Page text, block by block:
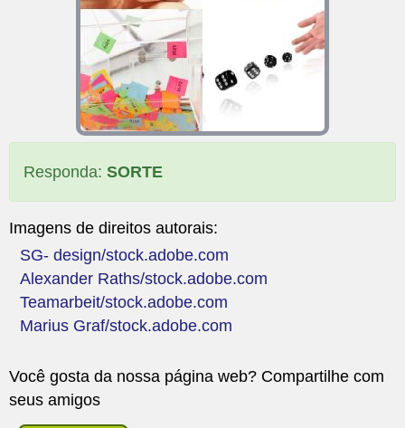
Responda: SORTE
Imagens de direitos autorais:
SG- design/stock.adobe.com
Alexander Raths/stock.adobe.com
Teamarbeit/stock.adobe.com
Marius Graf/stock.adobe.com
Você gosta da nossa página web? Compartilhe com
seus amigos